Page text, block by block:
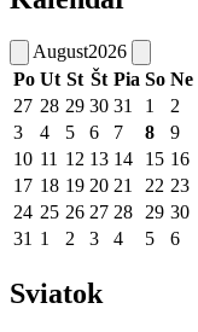
August2026
Po Ut St Št Pia So Ne
27 28 29 30 31 1
2
3
4 5 6 7 8
9
10 11 12 13 14 15 16
17 18 19 20 21 22 23
24 25 26 27 28 29 30
31 1 2 3 4 5 6
Sviatok